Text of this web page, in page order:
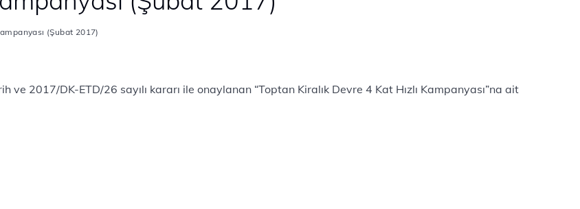
(Şubat 2017)
2017/DK-ETD/26 sayılı kararı ile onaylanan “Toptan Kiralık Devre 4 Kat Hızlı Kampanyası”na ait